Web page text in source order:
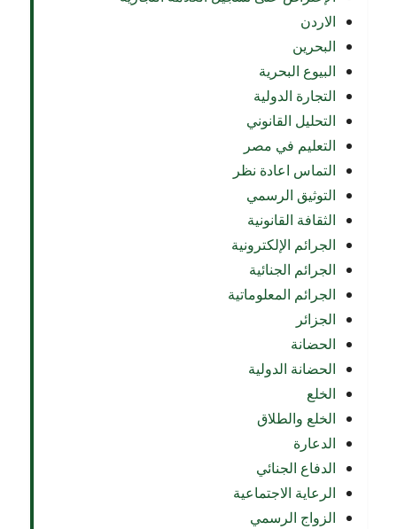
الاردن
البحرين
البيوع البحرية
التجارة الدولية
التحليل القانوني
التعليم في مصر
التماس اعادة نظر
التوثيق الرسمي
الثقافة القانونية
الجرائم الإلكترونية
الجرائم الجنائية
الجرائم المعلوماتية
الجزائر
الحضانة
الحضانة الدولية
الخلع
الخلع والطلاق
الدعارة
الدفاع الجنائي
الرعاية الاجتماعية
الزواج الرسمي